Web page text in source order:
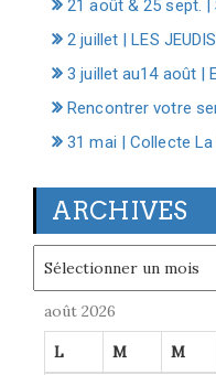
21 août & 25 sept. |
2 juillet | LES
3 juillet au14 août |
Rencontrer votre
31 mai | Collecte
ARCHIVES
août 2026
L M M